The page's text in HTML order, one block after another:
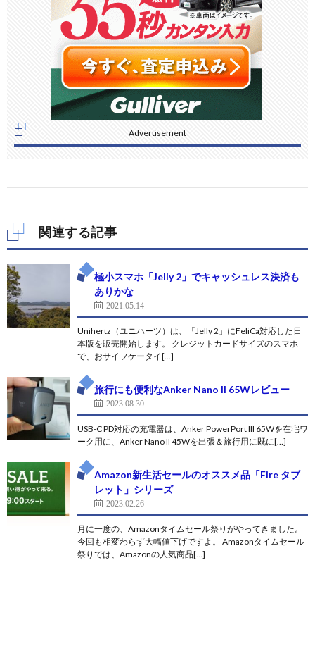
Advertisement
関連する記事
極小スマホ「Jelly 2」でキャッシュレス決済も
ありかな
2021.05.14
Unihertz（ユニハーツ）は、「Jelly 2」にFeliCa対応した日
本版を販売開始します。 クレジットカードサイズのスマホ
で、おサイフケータイ[…]
旅行にも便利なAnker Nano II 65Wレビュー
2023.08.30
USB-C PD対応の充電器は、Anker PowerPort III 65Wを在宅ワ
ーク用に、Anker Nano II 45Wを出張＆旅行用に既に[…]
Amazon新生活セールのオススメ品「Fire タブ
レット」シリーズ
2023.02.26
月に一度の、Amazonタイムセール祭りがやってきました。
今回も相変わらず大幅値下げですよ。 Amazonタイムセール
祭りでは、Amazonの人気商品[…]